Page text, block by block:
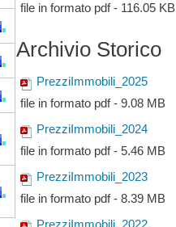
file in formato pdf - 116.05 KB
Archivio Storico
PrezziImmobili_2025
file in formato pdf - 9.08 MB
PrezziImmobili_2024
file in formato pdf - 5.46 MB
PrezziImmobili_2023
file in formato pdf - 8.39 MB
PrezziImmobili_2022